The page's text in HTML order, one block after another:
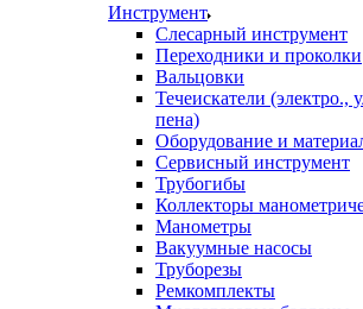
Инструмент
Слесарный инструмент
Переходники и проколки
Вальцовки
Течеискатели (электро.,
пена)
Оборудование и
Сервисный инструмент
Трубогибы
Коллекторы
Манометры
Вакуумные насосы
Труборезы
Ремкомплекты